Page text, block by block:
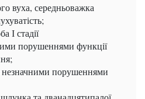
вуха, середньоважка
І стадії
порушеннями функції
незначними порушеннями